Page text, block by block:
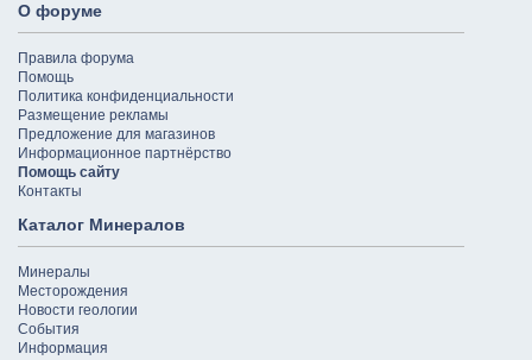
О форуме
Правила форума
Помощь
Политика конфиденциальности
Размещение рекламы
Предложение для магазинов
Информационное партнёрство
Помощь сайту
Контакты
Каталог Минералов
Минералы
Месторождения
Новости геологии
События
Информация